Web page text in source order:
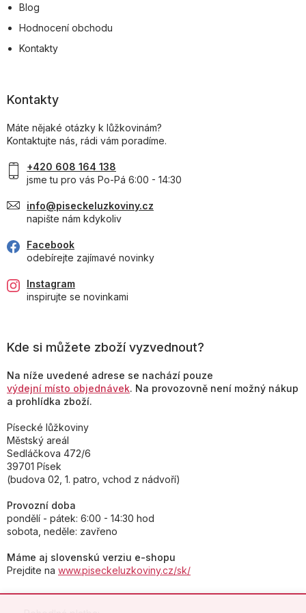
Blog
Hodnocení obchodu
Kontakty
Kontakty
Máte nějaké otázky k lůžkovinám?
Kontaktujte nás, rádi vám poradíme.
+420 608 164 138
jsme tu pro vás Po-Pá 6:00 - 14:30
info@piseckeluzkoviny.cz
napište nám kdykoliv
Facebook
odebírejte zajímavé novinky
Instagram
inspirujte se novinkami
Kde si můžete zboží vyzvednout?
Na níže uvedené adrese se nachází pouze
výdejní místo objednávek. Na provozovně není možný nákup
a prohlídka zboží.
Písecké lůžkoviny
Městský areál
Sedláčkova 472/6
39701 Písek
(budova 02, 1. patro, vchod z nádvoří)
Provozní doba
pondělí - pátek: 6:00 - 14:30 hod
sobota, neděle: zavřeno
Máme aj slovenskú verziu e-shopu
Prejdite na www.piseckeluzkoviny.cz/sk/